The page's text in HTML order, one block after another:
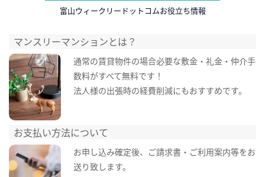
富山ウィークリードットコムお役立ち情報
マンスリーマンションとは？
通常の賃貸物件の場合必要な敷金・礼金・仲介手
数料がすべて無料です！
法人様の出張時の経費削減にもおすすめです。
お支払い方法について
お申し込み確定後、ご請求書・ご利用案内等をお
送り致します。